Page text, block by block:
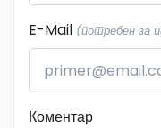
E-Mail (потребен за
Коментар